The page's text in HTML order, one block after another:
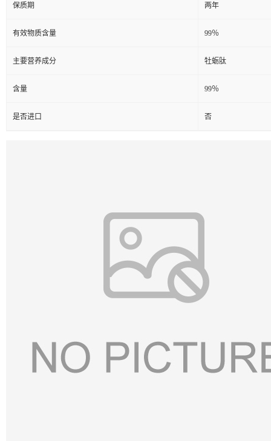
保质期 两年
有效物质含量 99％
主要营养成分 牡蛎肽
含量 99％
是否进口 否